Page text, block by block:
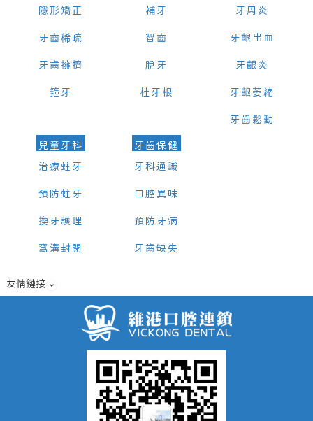
隱形矯正
牙齒稀疏
牙齒擁擠
箍牙
補牙
智齒
脫牙
杜牙根
牙周炎
牙齦出血
牙齦炎
牙齦萎縮
牙齒鬆動
兒童牙科
治療蛀牙
預防蛀牙
換牙護理
窩溝封閉
牙齒保健
牙科通識
口腔異味
預防牙病
牙齒缺失
友情鏈接